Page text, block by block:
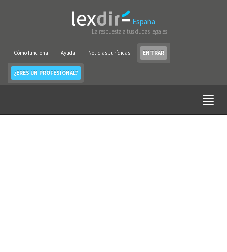
España
La respuesta a tus dudas legales
Cómo funciona Ayuda Noticias Jurídicas ENTRAR
¿ERES UN PROFESIONAL?